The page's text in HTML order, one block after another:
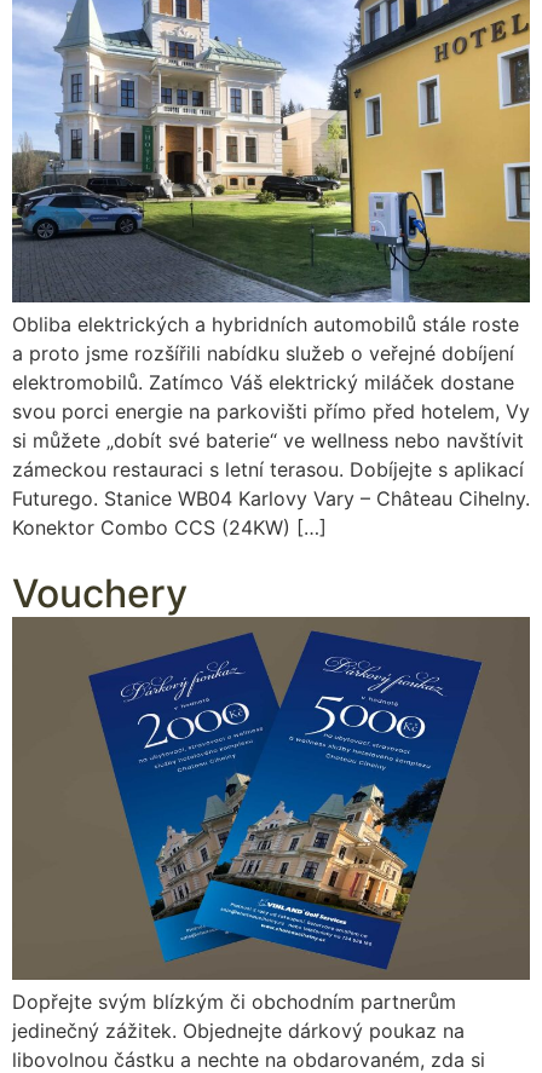
Obliba elektrických a hybridních automobilů stále roste
a proto jsme rozšířili nabídku služeb o veřejné dobíjení
elektromobilů. Zatímco Váš elektrický miláček dostane
svou porci energie na parkovišti přímo před hotelem, Vy
si můžete „dobít své baterie“ ve wellness nebo navštívit
zámeckou restauraci s letní terasou. Dobíjejte s aplikací
Futurego. Stanice WB04 Karlovy Vary – Château Cihelny.
Konektor Combo CCS (24KW) […]
Vouchery
Dopřejte svým blízkým či obchodním partnerům
jedinečný zážitek. Objednejte dárkový poukaz na
libovolnou částku a nechte na obdarovaném, zda si